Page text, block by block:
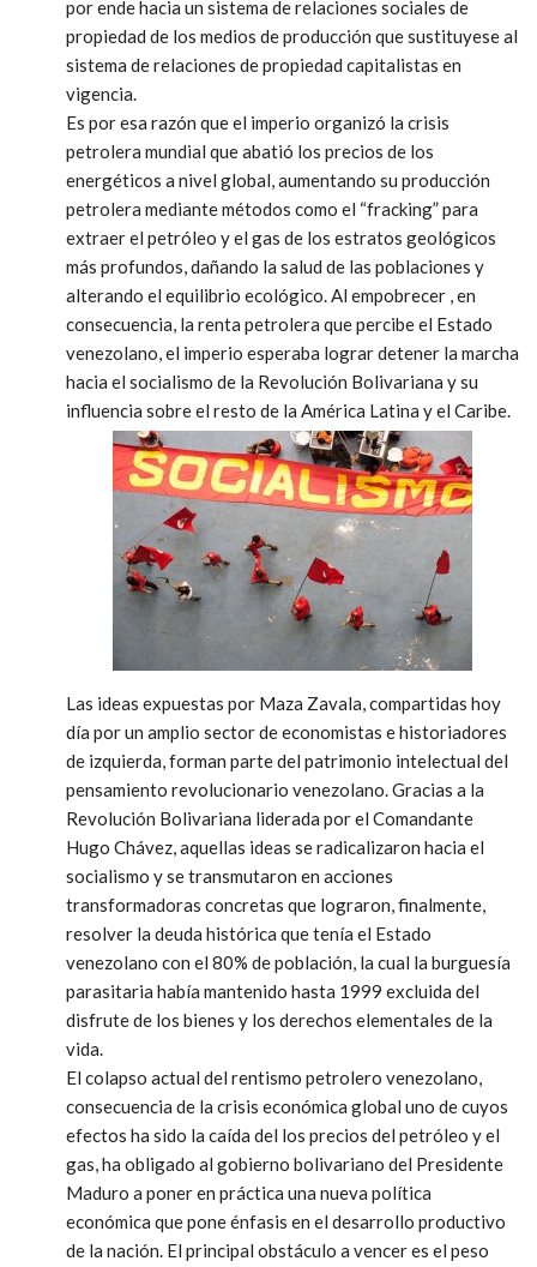
por ende hacia un sistema de relaciones sociales de
propiedad de los medios de producción que sustituyese al
sistema de relaciones de propiedad capitalistas en
vigencia.
Es por esa razón que el imperio organizó la crisis
petrolera mundial que abatió los precios de los
energéticos a nivel global, aumentando su producción
petrolera mediante métodos como el “fracking”para
extraer el petróleo y el gas de los estratos geológicos
más profundos, dañando la salud de las poblaciones y
alterando el equilibrio ecológico. Al empobrecer , en
consecuencia, la renta petrolera que percibe el Estado
venezolano, el imperio esperaba lograr detener la marcha
hacia el socialismo de la Revolución Bolivariana y su
influencia sobre el resto de la América Latina y el Caribe.
Las ideas expuestas por Maza Zavala, compartidas hoy
día por un amplio sector de economistas e historiadores
de izquierda, forman parte del patrimonio intelectual del
pensamiento revolucionario venezolano. Gracias a la
Revolución Bolivariana liderada por el Comandante
Hugo Chávez, aquellas ideas se radicalizaron hacia el
socialismo y se transmutaron en acciones
transformadoras concretas que lograron, finalmente,
resolver la deuda histórica que tenía el Estado
venezolano con el 80% de población, la cual la burguesía
parasitaria había mantenido hasta 1999 excluida del
disfrute de los bienes y los derechos elementales de la
vida.
El colapso actual del rentismo petrolero venezolano,
consecuencia de la crisis económica global uno de cuyos
efectos ha sido la caída del los precios del petróleo y el
gas, ha obligado al gobierno bolivariano del Presidente
Maduro a poner en práctica una nueva política
económica que pone énfasis en el desarrollo productivo
de la nación. El principal obstáculo a vencer es el peso